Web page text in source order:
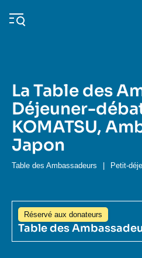
au
contenu
Navigation
principale
L'Ifri
Analyses
Événements
L'Ifri en bref
La Table des
Déjeuner-
KOMATSU,
Japon
Table des Ambassadeurs Petit-
Réservé aux donateurs
Table des